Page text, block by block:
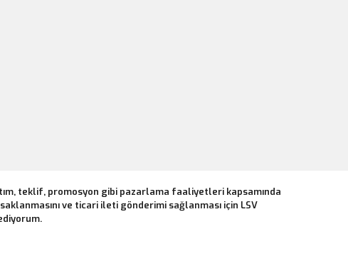
teklif, promosyon gibi pazarlama faaliyetleri kapsamında
ve ticari ileti gönderimi sağlanması için LSV